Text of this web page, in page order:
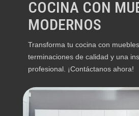
COCINA CON
MODERNOS
Transforma tu cocina con
terminaciones de calidad y una
profesional. ¡Contáctanos ahora!